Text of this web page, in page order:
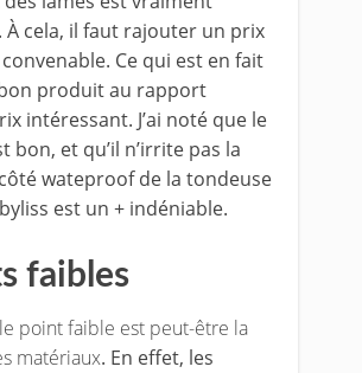
À cela, il faut rajouter un prix
Ce qui est en fait
produit au rapport
intéressant. J’ai noté que le
bon, et qu’il n’irrite pas la
wateproof de la tondeuse
est un + indéniable.
faibles
point faible est peut-être la
matériaux. En effet, les